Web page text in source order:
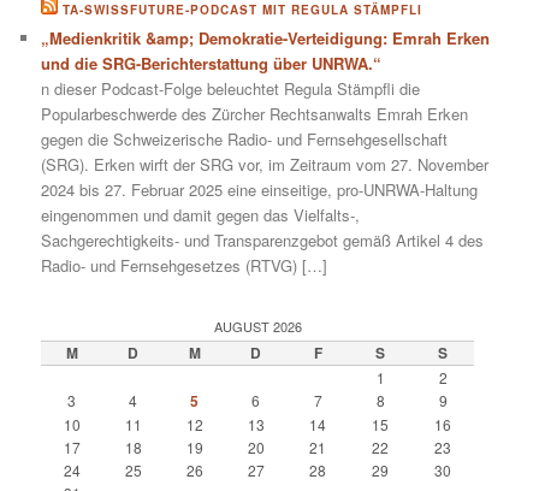
TA-SWISSFUTURE-PODCAST MIT REGULA STÄMPFLI
„Medienkritik &amp; Demokratie-Verteidigung: Emrah Erken
und die SRG-Berichterstattung über UNRWA.“
n dieser Podcast-Folge beleuchtet Regula Stämpfli die
Popularbeschwerde des Zürcher Rechtsanwalts Emrah Erken
gegen die Schweizerische Radio- und Fernsehgesellschaft
(SRG). Erken wirft der SRG vor, im Zeitraum vom 27. November
2024 bis 27. Februar 2025 eine einseitige, pro-UNRWA-Haltung
eingenommen und damit gegen das Vielfalts-,
Sachgerechtigkeits- und Transparenzgebot gemäß Artikel 4 des
Radio- und Fernsehgesetzes (RTVG) […]
AUGUST 2026
M D M D F S S
1
2
3
4 5 6 7 8
9
10
11 12 13 14 15
16
17
18 19 20 21 22
23
24
25 26 27 28 29
30